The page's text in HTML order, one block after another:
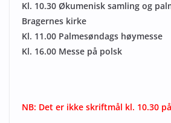
Kl. 10.30 Økumenisk samling og
Bragernes kirke
Kl. 11.00 Palmesøndags høymesse
Kl. 16.00 Messe på polsk
NB: Det er ikke skriftmål kl. 10.30